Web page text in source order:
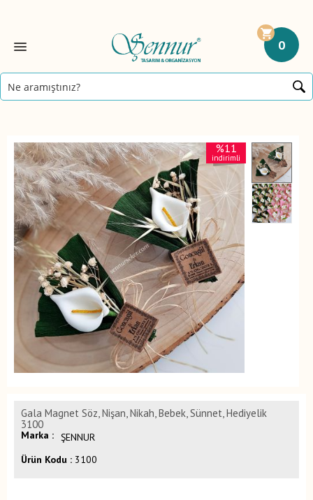
0
%11
indirimli
Gala Magnet Söz, Nişan, Nikah, Bebek, Sünnet, Hediyelik
3100
Marka : ŞENNUR
Ürün Kodu : 3100